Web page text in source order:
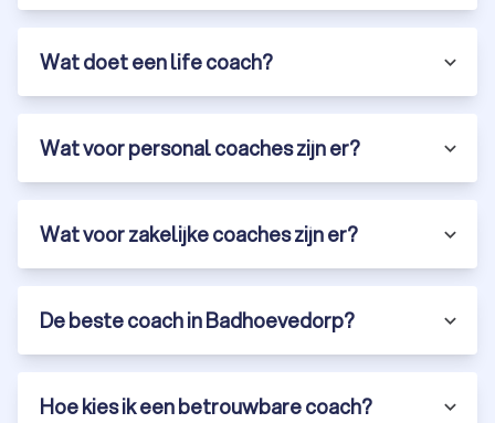
Wat doet een life coach?
Wat voor personal coaches zijn er?
Wat voor zakelijke coaches zijn er?
De beste coach in Badhoevedorp?
Hoe kies ik een betrouwbare coach?